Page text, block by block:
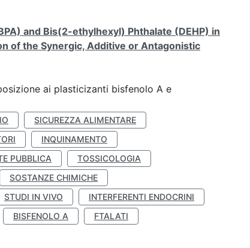
and Bis(2-ethylhexyl) Phthalate (DEHP) in
of the Synergic, Additive or Antagonistic
ai plasticizanti bisfenolo A e
SICUREZZA ALIMENTARE
INQUINAMENTO
PUBBLICA
TOSSICOLOGIA
SOSTANZE CHIMICHE
STUDI IN VIVO
INTERFERENTI ENDOCRINI
BISFENOLO A
FTALATI